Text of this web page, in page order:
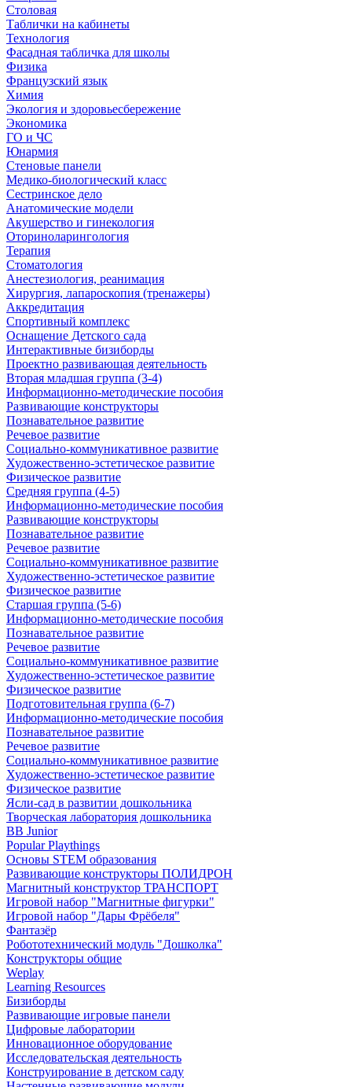
Столовая
Таблички на кабинеты
Технология
Фасадная табличка для школы
Физика
Французский язык
Химия
Экология и здоровьесбережение
Экономика
ГО и ЧС
Юнармия
Стеновые панели
Медико-биологический класс
Сестринское дело
Анатомические модели
Акушерство и гинекология
Оториноларингология
Терапия
Стоматология
Анестезиология, реанимация
Хирургия, лапароскопия (тренажеры)
Аккредитация
Спортивный комплекс
Оснащение Детского сада
Интерактивные бизиборды
Проектно развивающая деятельность
Вторая младшая группа (3-4)
Информационно-методические пособия
Развивающие конструкторы
Познавательное развитие
Речевое развитие
Социально-коммуникативное развитие
Художественно-эстетическое развитие
Физическое развитие
Средняя группа (4-5)
Информационно-методические пособия
Развивающие конструкторы
Познавательное развитие
Речевое развитие
Социально-коммуникативное развитие
Художественно-эстетическое развитие
Физическое развитие
Старшая группа (5-6)
Информационно-методические пособия
Познавательное развитие
Речевое развитие
Социально-коммуникативное развитие
Художественно-эстетическое развитие
Физическое развитие
Подготовительная группа (6-7)
Информационно-методические пособия
Познавательное развитие
Речевое развитие
Социально-коммуникативное развитие
Художественно-эстетическое развитие
Физическое развитие
Ясли-сад в развитии дошкольника
Творческая лаборатория дошкольника
BB Junior
Popular Playthings
Основы STEM образования
Развивающие конструкторы ПОЛИДРОН
Магнитный конструктор ТРАНСПОРТ
Игровой набор "Магнитные фигурки"
Игровой набор "Дары Фрёбеля"
Фантазёр
Робототехнический модуль "Дошколка"
Конструкторы общие
Weplay
Learning Resources
Бизиборды
Развивающие игровые панели
Цифровые лаборатории
Инновационное оборудование
Исследовательская деятельность
Конструирование в детском саду